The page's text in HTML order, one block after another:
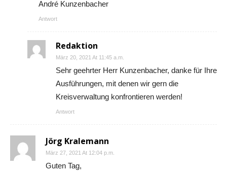
André Kunzenbacher
Antwort
Redaktion
März 20, 2021 At 11:45 a.m.
Sehr geehrter Herr Kunzenbacher, danke für Ihre
Ausführungen, mit denen wir gern die
Kreisverwaltung konfrontieren werden!
Antwort
Jörg Kralemann
März 27, 2021 At 12:04 p.m.
Guten Tag,